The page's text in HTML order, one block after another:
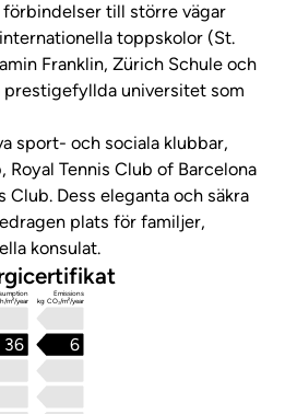
till större vägar
toppskolor (St.
Franklin, Zürich Schule och
universitet som
sport- och sociala klubbar,
Royal Tennis Club of Barcelona
Club. Dess eleganta och säkra
plats för familjer,
konsulat.
m²/year
Emissions
kg CO₂/m²/year
6
36